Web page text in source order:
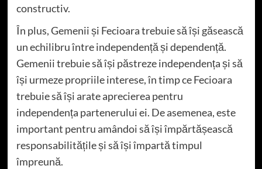
constructiv.
În plus, Gemenii și Fecioara trebuie să își găsească
un echilibru între independență și dependență.
Gemenii trebuie să își păstreze independența și să
își urmeze propriile interese, în timp ce Fecioara
trebuie să își arate aprecierea pentru
independența partenerului ei. De asemenea, este
important pentru amândoi să își împărtășească
responsabilitățile și să își împartă timpul
împreună.